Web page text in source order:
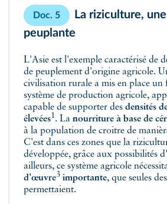
Doc. 5
La riziculture,
peuplante
L'Asie est l'exemple caractérisé de
de peuplement d'origine agricole.
civilisation rurale a mis en place un
système de production agricole,
capable de supporter des densités
élevées1. La nourriture à base de
à la population de croitre de
C'est dans ces zones que la
développée, grâce aux possibilités d'
ailleurs, ce système agricole
d'œuvre3 importante, que seules
permettaient.